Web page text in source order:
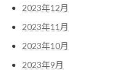
2023年12月
2023年11月
2023年10月
2023年9月